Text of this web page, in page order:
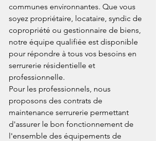
communes environnantes. Que vous
soyez propriétaire, locataire, syndic de
copropriété ou gestionnaire de biens,
notre équipe qualifiée est disponible
pour répondre à tous vos besoins en
serrurerie résidentielle et
professionnelle.
Pour les professionnels, nous
proposons des contrats de
maintenance serrurerie permettant
d'assurer le bon fonctionnement de
l'ensemble des équipements de